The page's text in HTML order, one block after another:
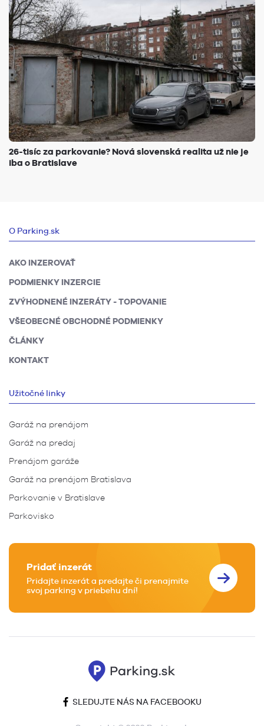
26-tisíc za parkovanie? Nová slovenská realita už nie je
iba o Bratislave
O Parking.sk
AKO INZEROVAŤ
PODMIENKY INZERCIE
ZVÝHODNENÉ INZERÁTY - TOPOVANIE
VŠEOBECNÉ OBCHODNÉ PODMIENKY
ČLÁNKY
KONTAKT
Užitočné linky
Garáž na prenájom
Garáž na predaj
Prenájom garáže
Garáž na prenájom Bratislava
Parkovanie v Bratislave
Parkovisko
Pridať inzerát
Pridajte inzerát a predajte či prenajmite
svoj parking v priebehu dní!
SLEDUJTE NÁS NA FACEBOOKU